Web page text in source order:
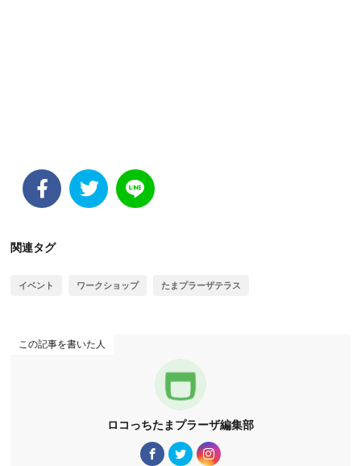
関連タグ
イベント ワークショップ たまプラーザテラス
この記事を書いた人
ロコっちたまプラーザ編集部